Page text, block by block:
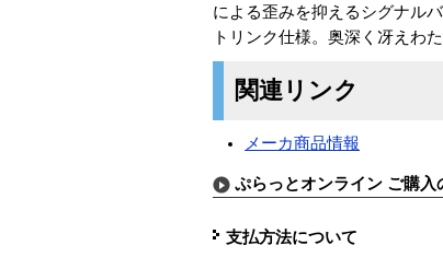
による歪みを抑えるシグナル
トリンク仕様。奥深く冴えわ
関連リンク
メーカ商品情報
ぷらっとオンライン ご購入
支払方法について